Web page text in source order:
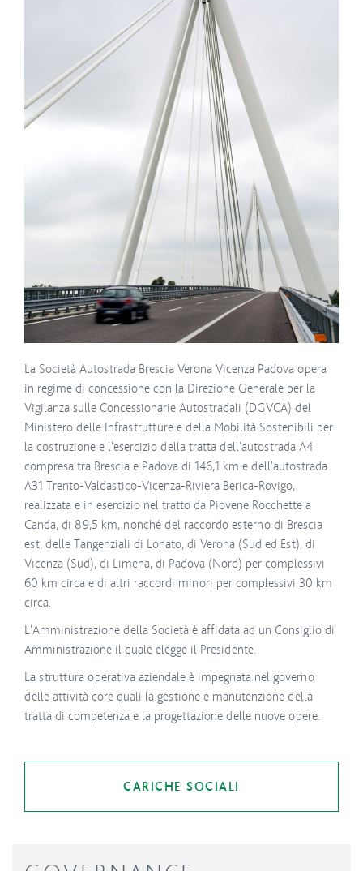
La Società Autostrada Brescia Verona Vicenza Padova opera
in regime di concessione con la Direzione Generale per la
Vigilanza sulle Concessionarie Autostradali (DGVCA) del
Ministero delle Infrastrutture e della Mobilità Sostenibili per
la costruzione e l'esercizio della tratta dell'autostrada A4
compresa tra Brescia e Padova di 146,1 km e dell'autostrada
A31 Trento-Valdastico-Vicenza-Riviera Berica-Rovigo,
realizzata e in esercizio nel tratto da Piovene Rocchette a
Canda, di 89,5 km, nonché del raccordo esterno di Brescia
est, delle Tangenziali di Lonato, di Verona (Sud ed Est), di
Vicenza (Sud), di Limena, di Padova (Nord) per complessivi
60 km circa e di altri raccordi minori per complessivi 30 km
circa.
L'Amministrazione della Società è affidata ad un Consiglio di
Amministrazione il quale elegge il Presidente.
La struttura operativa aziendale è impegnata nel governo
delle attività core quali la gestione e manutenzione della
tratta di competenza e la progettazione delle nuove opere.
CARICHE SOCIALI